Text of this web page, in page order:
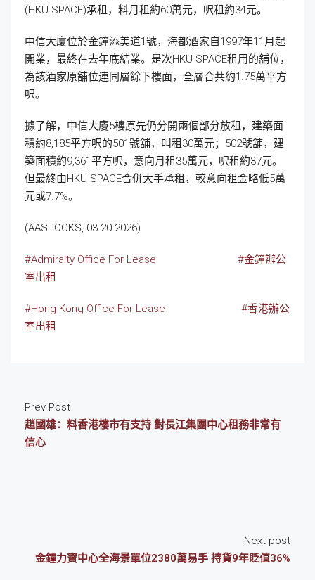
(HKU SPACE)承租，料月租約60萬元，呎租約34元。
中信大廈位於金鐘添美道1號，海都酒家自1997年11月起
開業，最終在去年底結業。是次HKU SPACE租用的舖位，
為該酒家原舖位連同層餘下樓面，全層合共約1.75萬平方
呎。
據了解，中信大廈5樓原先仍分開兩個部分放租，建築面
積約8,185平方呎的501號舖，叫租30萬元；502號舖，建
築面積約9,361平方呎，意向月租35萬元，呎租約37元。
但最終由HKU SPACE合併大手承租，較意向租金略低5萬
元或7.7%。
(AASTOCKS, 03-20-2026)
#Admiralty Office For Lease
#金鐘辦公
室出租
#Hong Kong Office For Lease
#香港辦公
室出租
Prev Post
趙國雄：料香港樓市有支持 對長江集團中心租務非常有
信心
Next post
金鐘力寶中心全海景單位2380萬易手 持貨9年貶值36%